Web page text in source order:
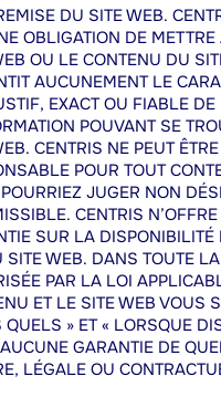
DU SITE WEB.
OBLIGATION DE
OU LE CONTENU DU
AUCUNEMENT LE
EXACT OU FIABLE DE
POUVANT SE
CENTRIS NE PEUT
POUR TOUT
JUGER NON
CENTRIS
SUR LA DISPONIBILITÉ
SITE WEB. DANS TOUTE
PAR LA LOI
ET LE SITE WEB VOUS
QUELS » ET « LORSQUE
GARANTIE DE
LÉGALE OU